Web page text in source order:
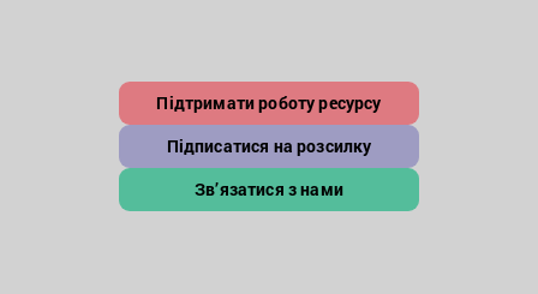
Підтримати роботу ресурсу
Підписатися на розсилку
Зв’язатися з нами